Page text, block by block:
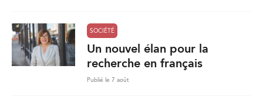
SOCIÉTÉ
Un nouvel élan pour la
recherche en français
Publié le 7 août